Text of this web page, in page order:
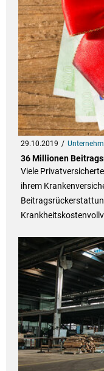
29.10.2019
36 Millionen
Viele
ihrem